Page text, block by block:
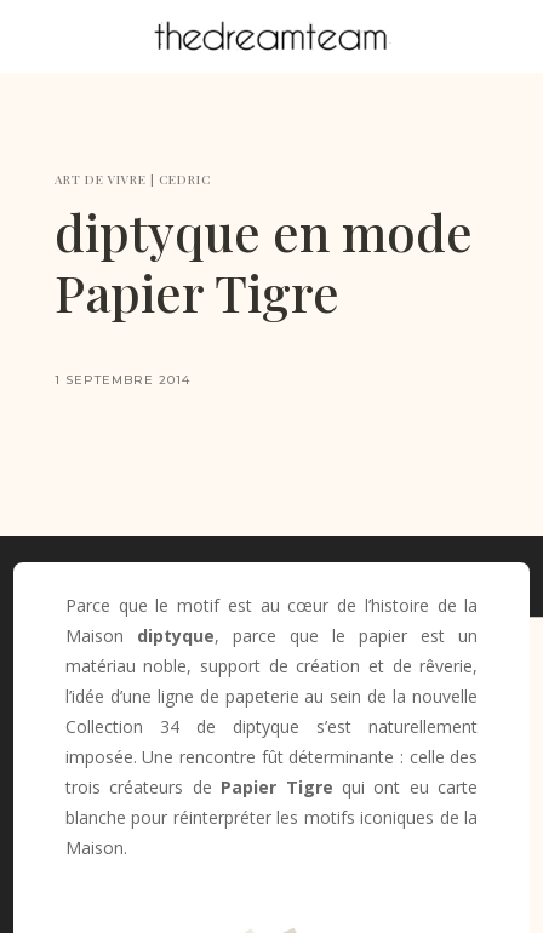
ART DE VIVRE | CEDRIC
diptyque en mode
Papier Tigre
1 SEPTEMBRE 2014
Parce que le motif est au cœur de l’histoire de la
Maison diptyque, parce que le papier est un
matériau noble, support de création et de rêverie,
l’idée d’une ligne de papeterie au sein de la nouvelle
Collection 34 de diptyque s’est naturellement
imposée. Une rencontre fût déterminante : celle des
trois créateurs de Papier Tigre qui ont eu carte
blanche pour réinterpréter les motifs iconiques de la
Maison.